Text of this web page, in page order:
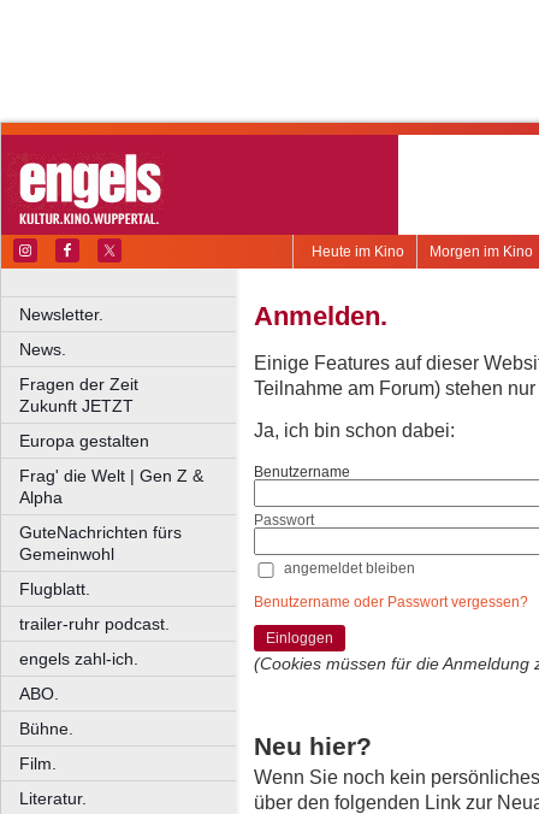
Morgen im Kino
Heute im Kino
Newsletter.
News.
Fragen der Zeit
Zukunft JETZT
Europa gestalten
Frag' die Welt | Gen Z &
Alpha
GuteNachrichten fürs
Gemeinwohl
Flugblatt.
trailer-ruhr podcast.
engels zahl-ich.
ABO.
Bühne.
Film.
Literatur.
Anmelden.
Einige Features auf dieser
Teilnahme am Forum) stehen
Ja, ich bin schon dabei:
Benutzername
Passwort
angemeldet bleiben
Benutzername oder Passwort vergessen?
Einloggen
(Cookies müssen für die Anmeldung
Neu hier?
Wenn Sie noch kein
über den folgenden Link zur